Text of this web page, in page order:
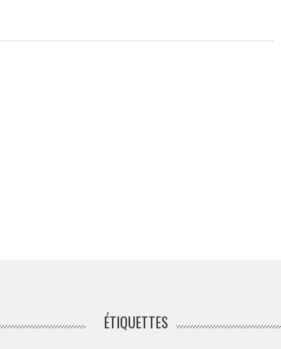
ÉTIQUETTES